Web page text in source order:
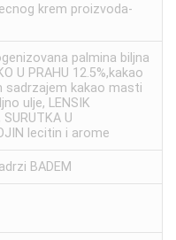
krem proizvoda-
palmina biljna
U PRAHU 12.5%,kakao
sadrzajem kakao masti
ulje, LENSIK
SURUTKA U
lecitin i arome
BADEM